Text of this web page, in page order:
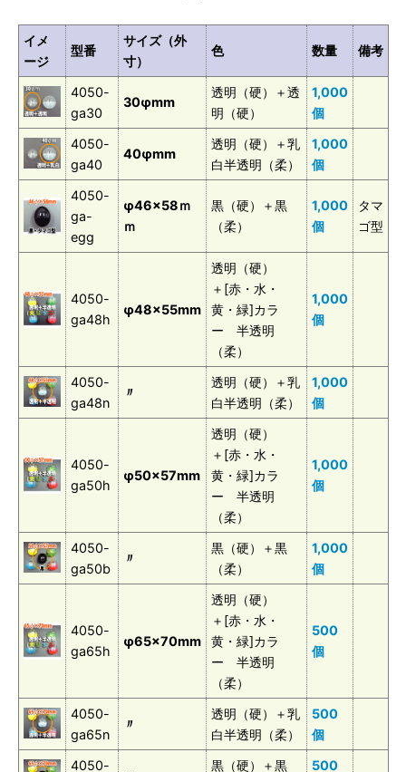
イメ
ージ
型番
サイズ（外
寸）
色 数量 備考
4050-
ga30
30φmm
透明（硬）＋透
明（硬）
1,000
個
4050-
ga40
40φmm
透明（硬）＋乳
白半透明（柔）
1,000
個
4050-
ga-
egg
φ46×58ｍ
ｍ
黒（硬）＋黒
（柔）
1,000
個
タマ
ゴ型
4050-
ga48h
φ48×55mm
透明（硬）
＋[赤・水・
黄・緑]カラ
ー 半透明
（柔）
1,000
個
4050-
ga48n
〃
透明（硬）＋乳
白半透明（柔）
1,000
個
4050-
ga50h
φ50×57mm
透明（硬）
＋[赤・水・
黄・緑]カラ
ー 半透明
（柔）
1,000
個
4050-
ga50b
〃
黒（硬）＋黒
（柔）
1,000
個
4050-
ga65h
φ65×70mm
透明（硬）
＋[赤・水・
黄・緑]カラ
ー 半透明
（柔）
500
個
4050-
ga65n
〃
透明（硬）＋乳
白半透明（柔）
500
個
4050-
黒（硬）＋黒
500